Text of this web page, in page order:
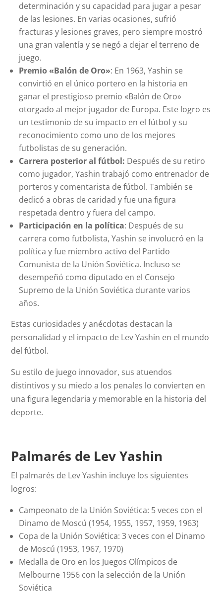
determinación y su capacidad para jugar a pesar
de las lesiones. En varias ocasiones, sufrió
fracturas y lesiones graves, pero siempre mostró
una gran valentía y se negó a dejar el terreno de
juego.
Premio «Balón de Oro»: En 1963, Yashin se
convirtió en el único portero en la historia en
ganar el prestigioso premio «Balón de Oro»
otorgado al mejor jugador de Europa. Este logro es
un testimonio de su impacto en el fútbol y su
reconocimiento como uno de los mejores
futbolistas de su generación.
Carrera posterior al fútbol: Después de su retiro
como jugador, Yashin trabajó como entrenador de
porteros y comentarista de fútbol. También se
dedicó a obras de caridad y fue una figura
respetada dentro y fuera del campo.
Participación en la política: Después de su
carrera como futbolista, Yashin se involucró en la
política y fue miembro activo del Partido
Comunista de la Unión Soviética. Incluso se
desempeñó como diputado en el Consejo
Supremo de la Unión Soviética durante varios
años.
Estas curiosidades y anécdotas destacan la
personalidad y el impacto de Lev Yashin en el mundo
del fútbol.
Su estilo de juego innovador, sus atuendos
distintivos y su miedo a los penales lo convierten en
una figura legendaria y memorable en la historia del
deporte.
Palmarés de Lev Yashin
El palmarés de Lev Yashin incluye los siguientes
logros:
Campeonato de la Unión Soviética: 5 veces con el
Dinamo de Moscú (1954, 1955, 1957, 1959, 1963)
Copa de la Unión Soviética: 3 veces con el Dinamo
de Moscú (1953, 1967, 1970)
Medalla de Oro en los Juegos Olímpicos de
Melbourne 1956 con la selección de la Unión
Soviética